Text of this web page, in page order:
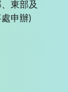
東部及
申辦)